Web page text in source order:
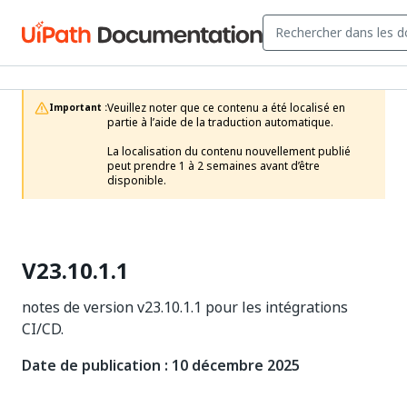
Important :Veuillez noter que ce contenu a été localisé en
partie à l’aide de la traduction automatique.
La localisation du contenu nouvellement publié
peut prendre 1 à 2 semaines avant d’être
disponible.
V23.10.1.1
notes de version v23.10.1.1 pour les intégrations
CI/CD.
Date de publication : 10 décembre 2025